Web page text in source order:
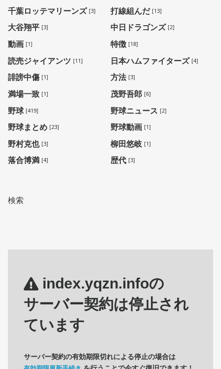
千葉ロッテマリーンズ [3] 打線組んだ [13]
大谷翔平 [3] 中日ドラゴンズ [2]
動画 [1] 特徴 [18]
読売ジャイアンツ [11] 日本ハムファイターズ [4]
誹謗中傷 [1] 方法 [3]
満場一致 [1] 茂野吾郎 [6]
野球 [419] 野球ニュース [2]
野球まとめ [23] 野球動画 [1]
野村克也 [3] 柳田悠岐 [1]
落合博満 [4] 歴代 [3]
検索